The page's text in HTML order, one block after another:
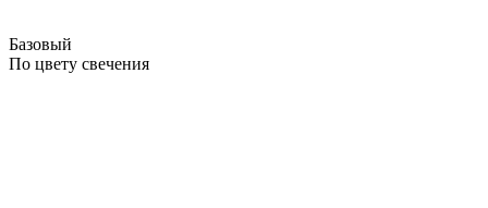
Базовый
По цвету свечения